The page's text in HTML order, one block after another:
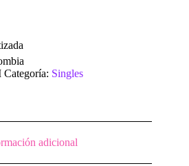
Categoría: Singles
adicional